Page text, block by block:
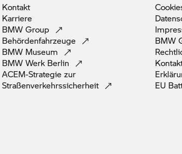
Kontakt
Karriere
BMW Group
Behördenfahrzeuge
BMW Museum
BMW Werk Berlin
ACEM-Strategie zur
Straßenverkehrssicherheit
BMW
EU